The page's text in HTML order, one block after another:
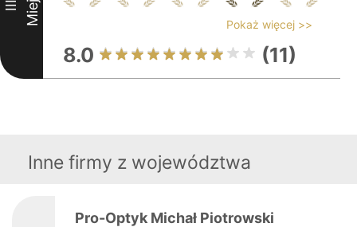
III
Pokaż więcej >>
8.0 (11)
Inne firmy z województwa
Pro-Optyk Michał Piotrowski